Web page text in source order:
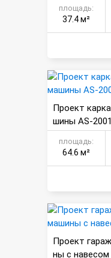
площадь:
37.4 м²
Проект
шины AS-
площадь:
64.6 м²
Проект
ны с